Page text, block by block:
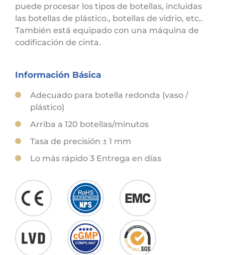
puede procesar los tipos de botellas, incluidas
las botellas de plástico., botellas de vidrio, etc..
También está equipado con una máquina de
codificación de cinta.
Información Básica
Adecuado para botella redonda (vaso /
plástico)
Arriba a 120 botellas/minutos
Tasa de precisión ± 1 mm
Lo más rápido 3 Entrega en días